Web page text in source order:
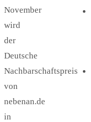
November
wird
der
Deutsche
Nachbarschaftspreis
von
nebenan.de
in